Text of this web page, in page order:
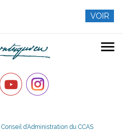
menu
d’Administration du CCAS
VOIR